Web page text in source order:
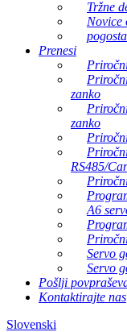
Tržne
Novice
Prenesi
zanko
zanko
RS485/
A6
Servo
Servo
Pošlji
Kontaktirajte nas
Slovenski